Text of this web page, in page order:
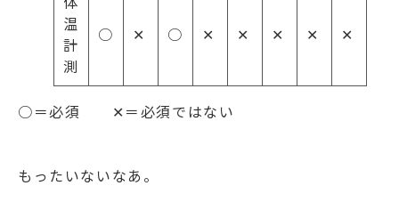
温
計
測
○ ✕ ○ ✕ ✕ ✕ ✕ ✕
○＝必須 ✕＝必須ではない
もったいないなあ。